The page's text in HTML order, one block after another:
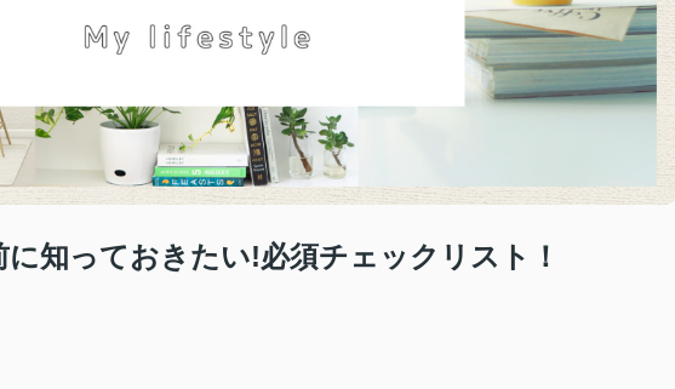
知っておきたい!必須チェックリスト！